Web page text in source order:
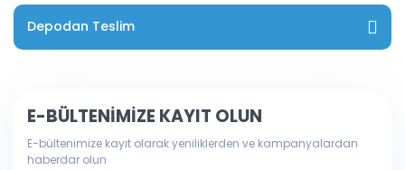
Depodan Teslim
E-BÜLTENİMİZE KAYIT OLUN
E-bültenimize kayıt olarak yeniliklerden ve kampanyalardan
haberdar olun